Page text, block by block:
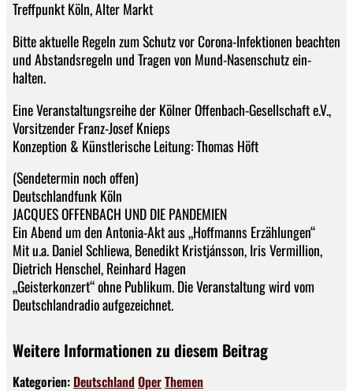
Treffpunkt Köln, Alter Markt
Bitte aktuelle Regeln zum Schutz vor Corona-Infektionen beachten
und Abstandsregeln und Tragen von Mund-Nasenschutz ein-
halten.
Eine Veranstaltungsreihe der Kölner Offenbach-Gesellschaft e.V.,
Vorsitzender Franz-Josef Knieps
Konzeption & Künstlerische Leitung: Thomas Höft
(Sendetermin noch offen)
Deutschlandfunk Köln
JACQUES OFFENBACH UND DIE PANDEMIEN
Ein Abend um den Antonia-Akt aus „Hoffmanns Erzählungen“
Mit u.a. Daniel Schliewa, Benedikt Kristjánsson, Iris Vermillion,
Dietrich Henschel, Reinhard Hagen
„Geisterkonzert“ ohne Publikum. Die Veranstaltung wird vom
Deutschlandradio aufgezeichnet.
Weitere Informationen zu diesem Beitrag
Kategorien: Deutschland OperThemen